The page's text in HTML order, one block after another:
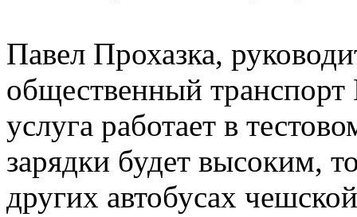
Павел Прохазка,
общественный
услуга работает в
зарядки будет высоким,
других автобусах